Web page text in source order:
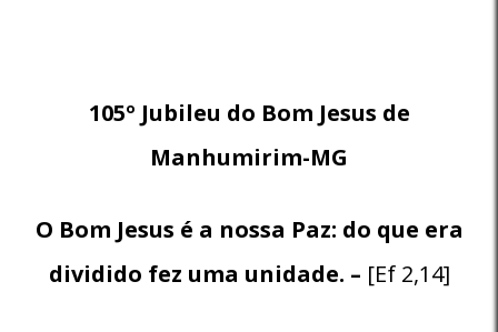
105º Jubileu do Bom Jesus de
Manhumirim-MG
O Bom Jesus é a nossa Paz: do que era
dividido fez uma unidade. – [Ef 2,14]